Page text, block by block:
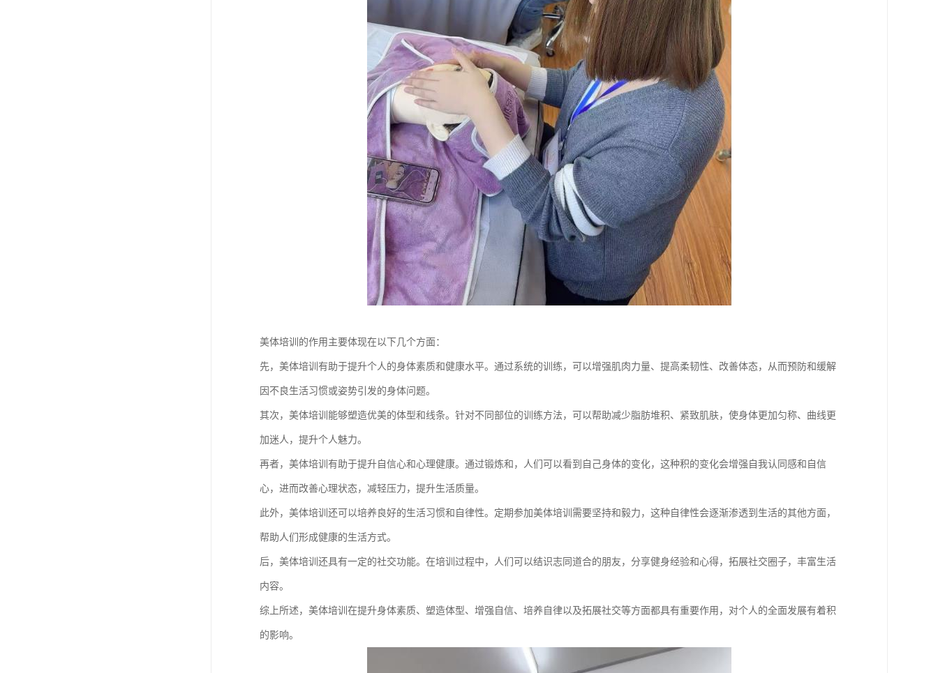
美体培训的作用主要体现在以下几个方面：
先，美体培训有助于提升个人的身体素质和健康水平。通过系统的训练，可以增强肌肉力量、提高柔韧性、改善体态，从而预防和缓解
因不良生活习惯或姿势引发的身体问题。
其次，美体培训能够塑造优美的体型和线条。针对不同部位的训练方法，可以帮助减少脂肪堆积、紧致肌肤，使身体更加匀称、曲线更
加迷人，提升个人魅力。
再者，美体培训有助于提升自信心和心理健康。通过锻炼和，人们可以看到自己身体的变化，这种积的变化会增强自我认同感和自信
心，进而改善心理状态，减轻压力，提升生活质量。
此外，美体培训还可以培养良好的生活习惯和自律性。定期参加美体培训需要坚持和毅力，这种自律性会逐渐渗透到生活的其他方面，
帮助人们形成健康的生活方式。
后，美体培训还具有一定的社交功能。在培训过程中，人们可以结识志同道合的朋友，分享健身经验和心得，拓展社交圈子，丰富生活
内容。
综上所述，美体培训在提升身体素质、塑造体型、增强自信、培养自律以及拓展社交等方面都具有重要作用，对个人的全面发展有着积
的影响。